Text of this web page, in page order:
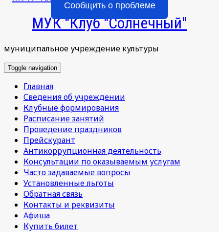
Сообщить о проблеме
МУК "Клуб "Солнечный"
муниципальное учреждение культуры
Toggle navigation
Главная
Сведения об учреждении
Клубные формирования
Расписание занятий
Проведение праздников
Прейскурант
Антикоррупционная деятельность
Консультации по оказываемым услугам
Часто задаваемые вопросы
Установленные льготы
Обратная связь
Контакты и реквизиты
Афиша
Купить билет